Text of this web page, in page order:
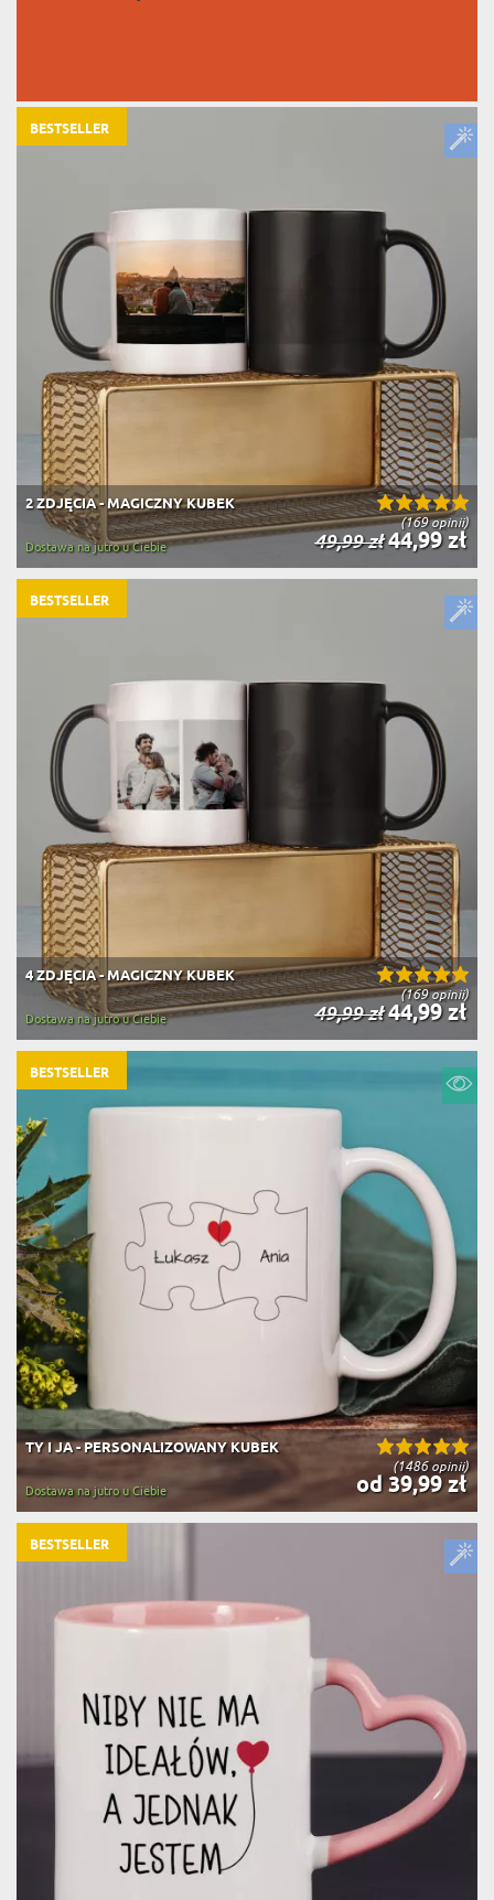
(169 opinii)
2 ZDJĘCIA - MAGICZNY KUBEK
49,99 zł44,99 zł
Dostawa na jutro u Ciebie
BESTSELLER
(169 opinii)
4 ZDJĘCIA - MAGICZNY KUBEK
49,99 zł44,99 zł
Dostawa na jutro u Ciebie
BESTSELLER
(1486 opinii)
TY I JA - PERSONALIZOWANY KUBEK
od 39,99 zł
Dostawa na jutro u Ciebie
BESTSELLER
BESTSELLER